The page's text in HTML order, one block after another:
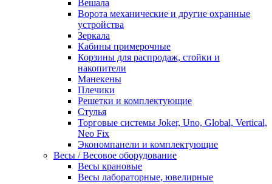
Вешала
Ворота механические и другие охранные
устройства
Зеркала
Кабины примерочные
Корзины для распродаж, стойки и
накопители
Манекены
Плечики
Решетки и комплектующие
Стулья
Торговые системы Joker, Uno, Global, Vertical,
Neo Fix
Экономпанели и комплектующие
Весы / Весовое оборудование
Весы крановые
Весы лабораторные, ювелирные